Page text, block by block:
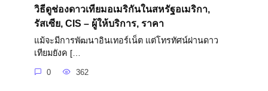
วิธีดูช่องดาวเทียมอเมริกันในสหรัฐอเมริกา,
รัสเซีย, CIS – ผู้ให้บริการ, ราคา
แม้จะมีการพัฒนาอินเทอร์เน็ต แต่โทรทัศน์ผ่านดาว
เทียมยังค […
0 362